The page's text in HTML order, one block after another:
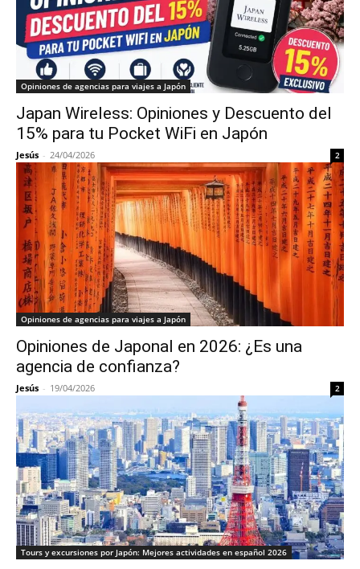
Opiniones de agencias para viajes a Japón
Japan Wireless: Opiniones y Descuento del
15% para tu Pocket WiFi en Japón
Jesús - 24/04/2026 2
Opiniones de agencias para viajes a Japón
Opiniones de Japonal en 2026: ¿Es una
agencia de confianza?
Jesús - 19/04/2026 2
Tours y excursiones por Japón: Mejores actividades en español 2026